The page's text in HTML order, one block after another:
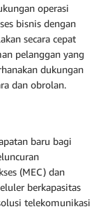
operasi
bisnis dengan
secara cepat
pelanggan yang
dukungan
dan obrolan.
baru bagi
(MEC) dan
berkapasitas
telekomunikasi